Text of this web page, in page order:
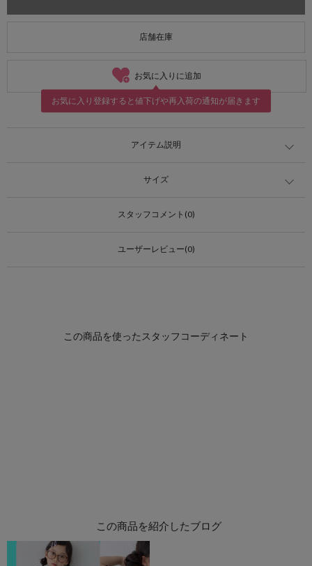
店舗在庫
お気に入りに追加
お気に入り登録すると値下げや再入荷の通知が届きます
アイテム説明
サイズ
スタッフコメント(0)
ユーザーレビュー(0)
この商品を紹介したブログ